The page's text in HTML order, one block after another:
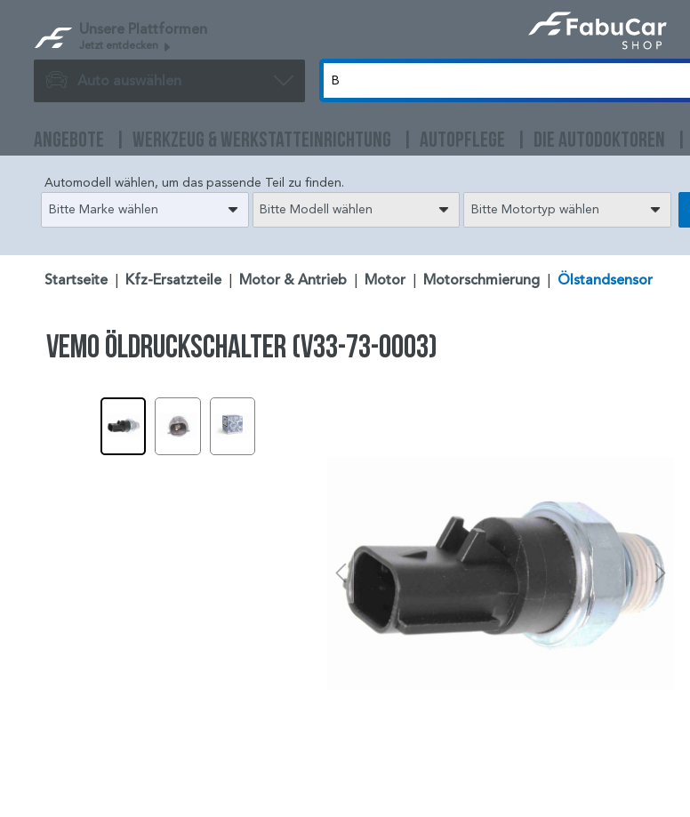
Unsere Plattformen
Jetzt entdecken
Auto auswählen
ANGEBOTE WERKZEUG & WERKSTATTEINRICHTUNG AUTOPFLEGE DIE AUTODOKTOREN
Automodell wählen, um das passende Teil zu finden.
Bitte Marke wählen
Bitte Modell wählen Bitte Motortyp wählen
Startseite Kfz-Ersatzteile Motor & Antrieb Motor Motorschmierung Ölstandsensor
VEMO Öldruckschalter (V33-73-0003)